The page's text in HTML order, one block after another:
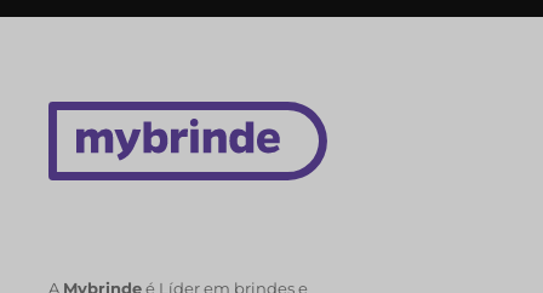
A Mybrindeé Líder em brindes e